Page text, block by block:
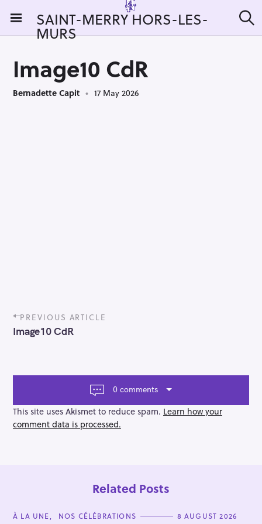
i
SAINT-MERRY HORS-LES-
MURS e
Image10 CdR
Bernadette Capit 17 May 2026
P
o
s
a
g
a
t
PREVIOUS ARTICLE
Image10 CdR
0 comments
This site uses Akismet to reduce spam. Learn how your
comment data is processed.
Related Posts
C
À LA UNE NOS CÉLÉBRATIONS 8 AUGUST 2026